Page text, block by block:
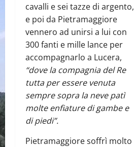
cavalli e sei tazze di argento,
e poi da Pietramaggiore
vennero ad unirsi a lui con
300 fanti e mille lance per
accompagnarlo a Lucera,
“dove la compagnia del Re
tutta per essere venuta
sempre sopra la neve patì
molte enfiature di gambe e
di piedi”.
Pietramaggiore soffrì molto